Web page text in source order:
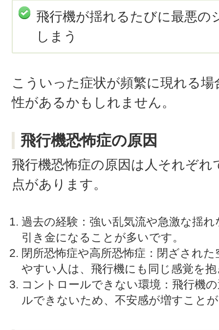
飛行機が揺れるたびに最悪の
しまう
こういった症状が頻繁に現れる
性があるかもしれません。
飛行機恐怖症の原因
飛行機恐怖症の原因は人それぞ
点があります。
過去の経験：強い乱気流や急激な揺
引き金になることが多いです。
閉所恐怖症や高所恐怖症：閉ざされ
やすい人は、飛行機にも同じ感覚を
コントロールできない環境：飛行機
ルできないため、不安感が増すこと